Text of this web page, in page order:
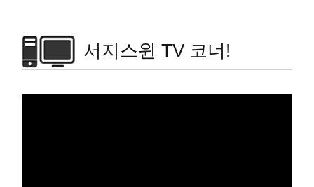
서지스윈 TV 코너!